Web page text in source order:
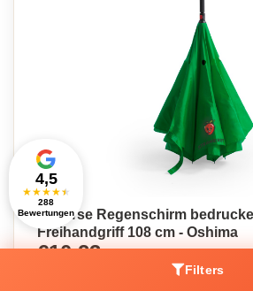
Reverse Regenschirm
Freihandgriff 108 cm - Oshima
€10,23
Filters
4,5
★★★★★
288
Bewertungen